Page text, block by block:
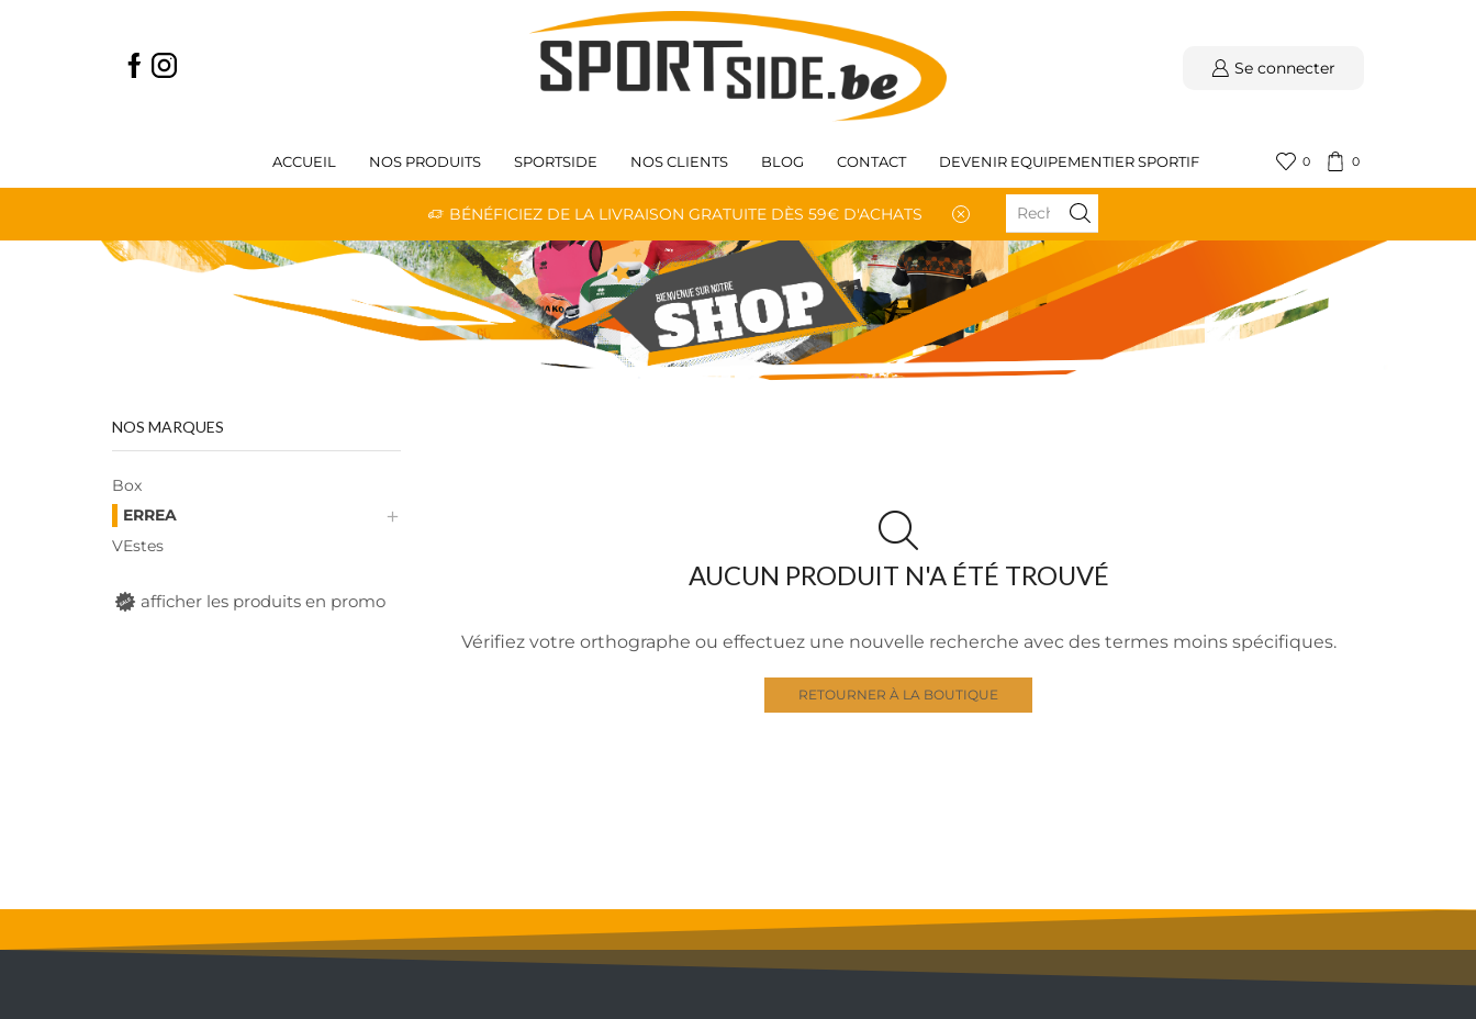
Se connecter
ACCUEIL NOS PRODUITS SPORTSIDE NOS CLIENTS BLOG CONTACT DEVENIR EQUIPEMENTIER SPORTIF 0 0
BÉNÉFICIEZ DE LA LIVRAISON GRATUITE DÈS 59€ D'ACHATS BÉNÉFICIEZ DE LA LIVRAISON GRATUITE DÈS 59€
AUCUN PRODUIT N'A ÉTÉ TROUVÉ
Vérifiez votre orthographe ou effectuez une nouvelle recherche avec des termes moins spécifiques.
RETOURNER À LA BOUTIQUE
NOS MARQUES
Box
ERREA
VEstes
afficher les produits en promo